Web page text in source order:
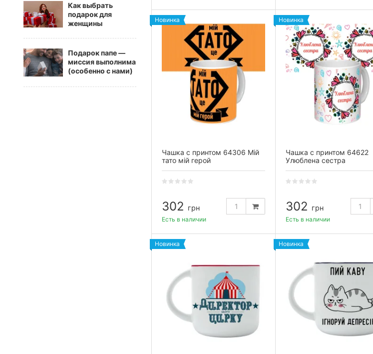
Новинка
Чашка с принтом 64306 Мій
тато мій герой
302 грн
Есть в наличии
Новинка
Чашка с принтом 64622
Улюблена сестра
302 грн
Есть в наличии
Новинка Новинка
Как выбрать
подарок для
женщины
Подарок папе —
миссия выполнима
(особенно с нами)